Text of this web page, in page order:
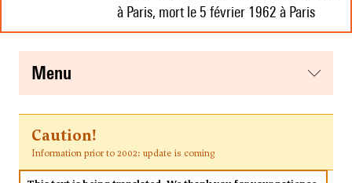
à Paris, mort le 5 février 1962 à Paris
menu
Caution!
Information prior to 2002: update is coming